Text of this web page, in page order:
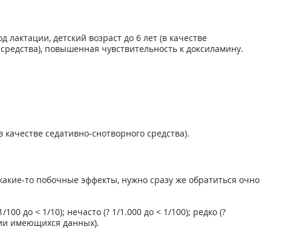
детский возраст до 6 лет (в качестве
повышенная чувствительность к доксиламину.
седативно-снотворного средства).
то побочные эффекты, нужно сразу же обратиться очно
до < 1/10); нечасто (? 1/1.000 до < 1/100); редко (?
имеющихся данных).